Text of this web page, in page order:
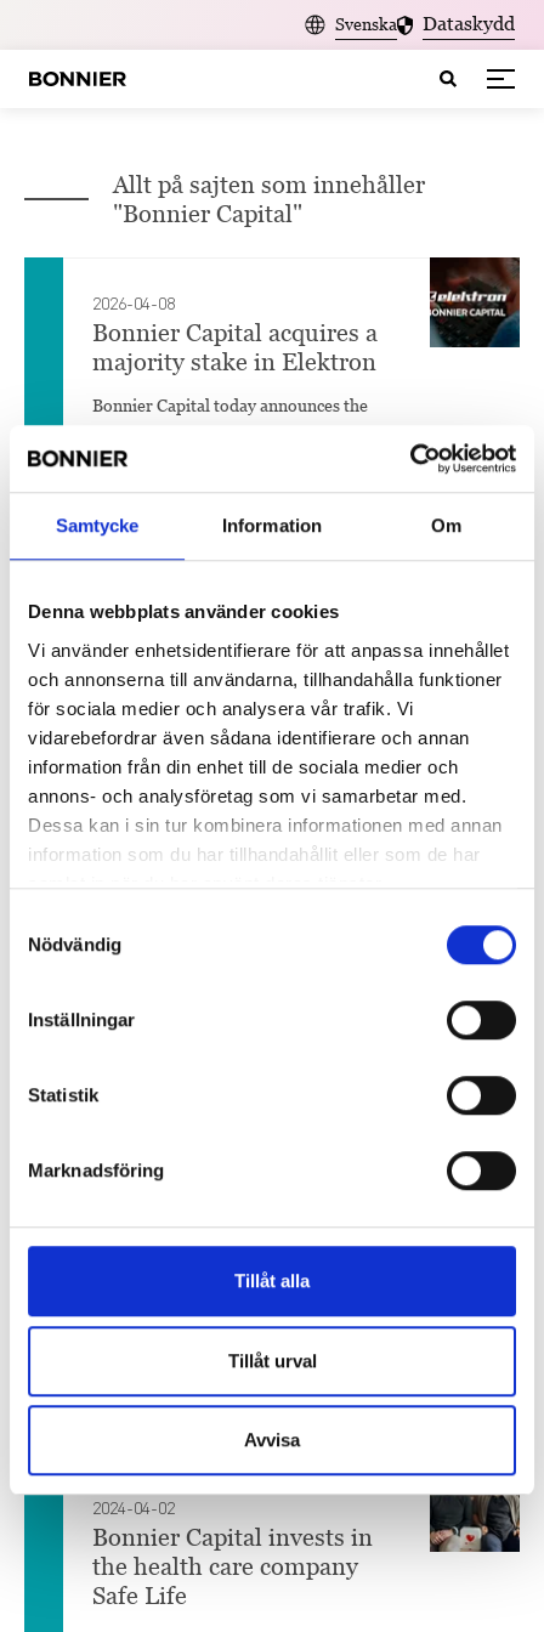
Samtycke Information Om
Denna webbplats använder cookies
Vi använder enhetsidentifierare för att anpassa innehållet
och annonserna till användarna, tillhandahålla funktioner
för sociala medier och analysera vår trafik. Vi
vidarebefordrar även sådana identifierare och annan
information från din enhet till de sociala medier och
annons- och analysföretag som vi samarbetar med.
Dessa kan i sin tur kombinera informationen med annan
information som du har tillhandahållit eller som de har
samlat in när du har använt deras tjänster.
Nödvändig
Inställningar
Statistik
Marknadsföring
Tillåt alla
Tillåt urval
Avvisa
Svenska Dataskydd
Allt på sajten som innehåller
"Bonnier Capital"
2026-04-08
Bonnier Capital acquires a
majority stake in Elektron
Bonnier Capital today announces the
AB from a consortium led by EMM
Intressenter AB....
Bonnier Capital invests in
Umbraco to support global
growth
Bonnier Capital announces a minority
investment in Umbraco – a high-growth
global leader in Content Management
System (CMS). The...
2025-09-02
platform Mediaflow
Capital to further accelerate
growth
to broaden the product...
New head of Bonnier
Capital
Carl Backman takes office on 1 June
2024-04-02
Bonnier Capital invests in
the health care company
Safe Life